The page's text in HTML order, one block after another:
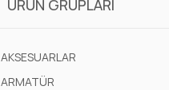
ÜRÜN GRUPLARI
AKSESUARLAR
ARMATÜR